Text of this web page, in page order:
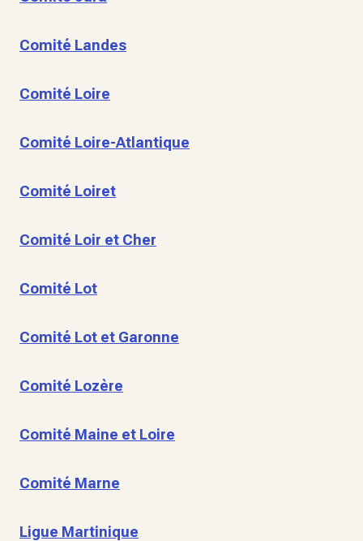
Comité Landes
Comité Loire
Comité Loire-Atlantique
Comité Loiret
Comité Loir et Cher
Comité Lot
Comité Lot et Garonne
Comité Lozère
Comité Maine et Loire
Comité Marne
Ligue Martinique